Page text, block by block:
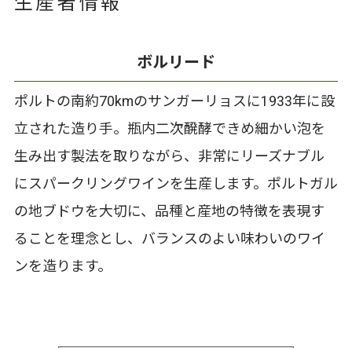
ボルリード
ポルトの南約70kmのサンガーリョスに1933年に設
立された造り手。瓶内二次醗酵できめ細かい泡を
生み出す製法を取りながら、非常にリーズナブル
にスパークリングワインを生産します。ポルトガル
の地ブドウを大切に、品種と産地の特徴を表現す
ることを理念とし、バランスのよい味わいのワイ
ンを造ります。